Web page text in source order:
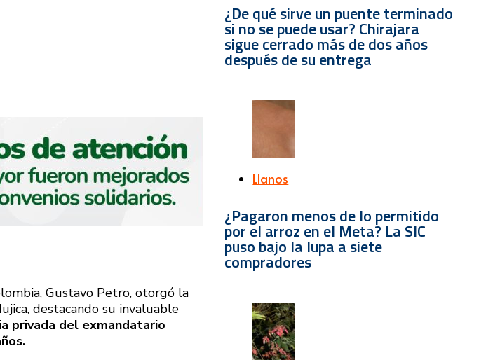
Gustavo Petro, otorgó la
destacando su invaluable
privada del exmandatario
¿De qué sirve un puente terminado
si no se puede usar? Chirajara
sigue cerrado más de dos años
después de su entrega
Llanos
¿Pagaron menos de lo permitido
por el arroz en el Meta? La SIC
puso bajo la lupa a siete
compradores